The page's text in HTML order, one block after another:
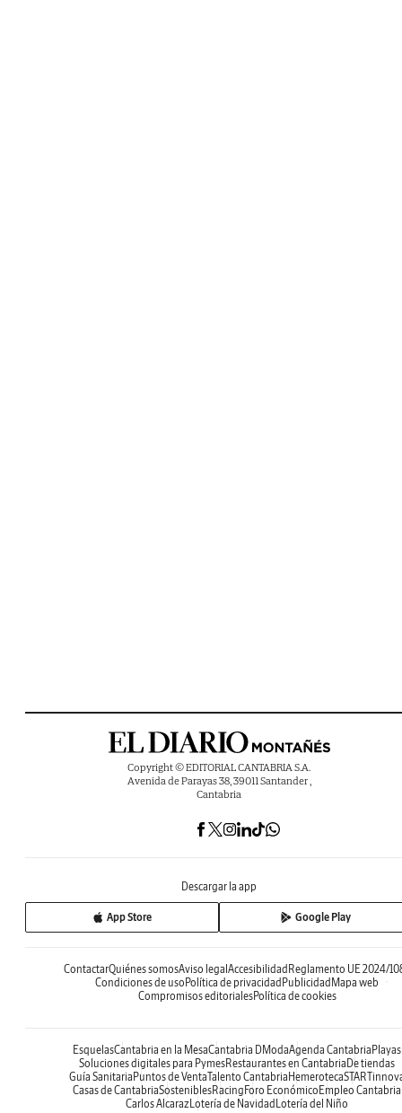
Copyright © EDITORIAL CANTABRIA S.A.
Avenida de Parayas 38, 39011 Santander ,
Cantabria
Descargar la app
App Store Google Play
ContactarQuiénes somosAviso legal Accesibilidad Reglamento UE 2024/
Condiciones de uso Política de privacidad Publicidad Mapa web
Compromisos editorialesPolítica de cookies
EsquelasCantabria en la MesaCantabria DModaAgenda Cantabria Playas
Soluciones digitales para PymesRestaurantes en Cantabria De tiendas
Guía Sanitaria Puntos de VentaTalento Cantabria Hemeroteca
Casas de CantabriaSosteniblesRacing Foro Económico Empleo Cantabria
Carlos Alcaraz Lotería de Navidad Lotería del Niño